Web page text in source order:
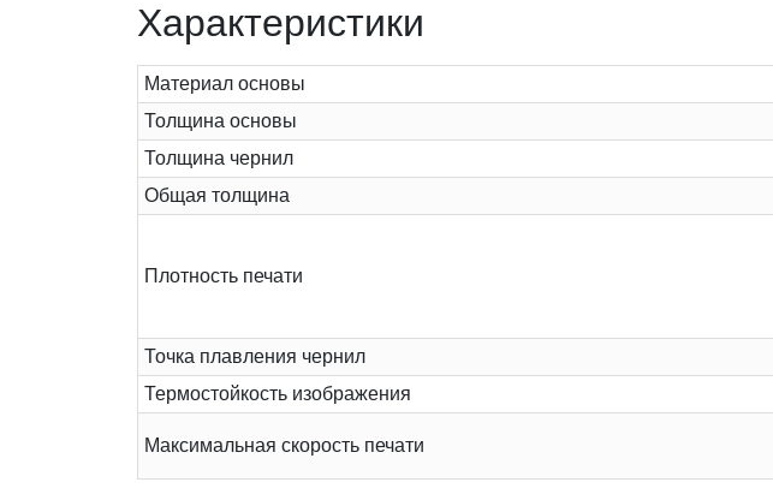
Характеристики
Материал основы
Толщина основы
Толщина чернил
Общая толщина
Плотность печати
Точка плавления чернил
Термостойкость изображения
Максимальная скорость печати